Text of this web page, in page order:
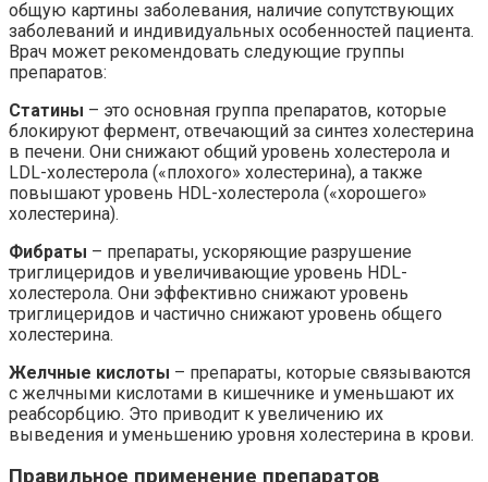
общую картины заболевания, наличие сопутствующих
заболеваний и индивидуальных особенностей пациента.
Врач может рекомендовать следующие группы
препаратов:
Статины – это основная группа препаратов, которые
блокируют фермент, отвечающий за синтез холестерина
в печени. Они снижают общий уровень холестерола и
LDL-холестерола («плохого» холестерина), а также
повышают уровень HDL-холестерола («хорошего»
холестерина).
Фибраты – препараты, ускоряющие разрушение
триглицеридов и увеличивающие уровень HDL-
холестерола. Они эффективно снижают уровень
триглицеридов и частично снижают уровень общего
холестерина.
Желчные кислоты – препараты, которые связываются
с желчными кислотами в кишечнике и уменьшают их
реабсорбцию. Это приводит к увеличению их
выведения и уменьшению уровня холестерина в крови.
Правильное применение препаратов